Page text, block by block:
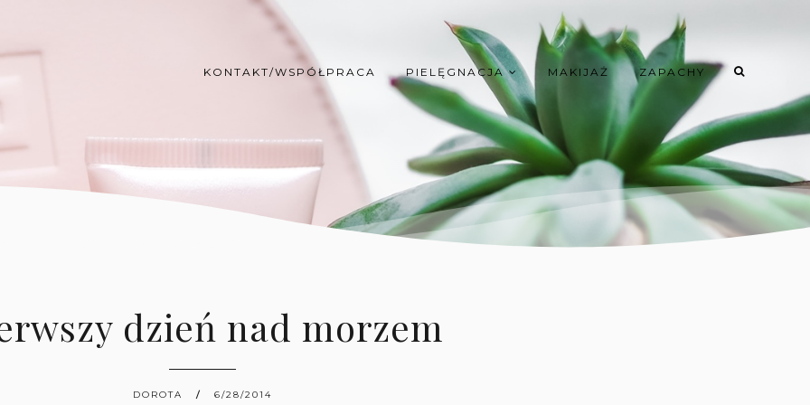
KONTAKT/WSPÓŁPRACA PIELĘGNACJA MAKIJAŻ ZAPACHY
dzień nad morzem
DOROTA 6/28/2014